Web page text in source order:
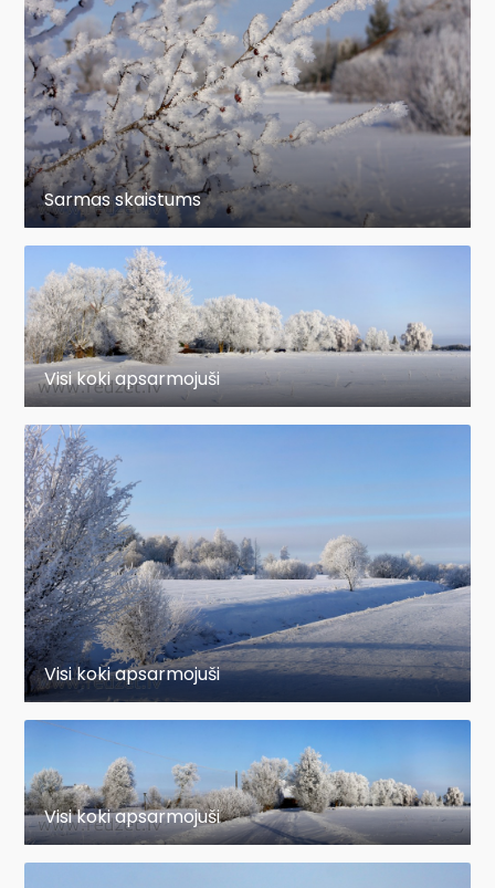
Sarmas skaistums
Visi koki apsarmojuši
Visi koki apsarmojuši
Visi koki apsarmojuši